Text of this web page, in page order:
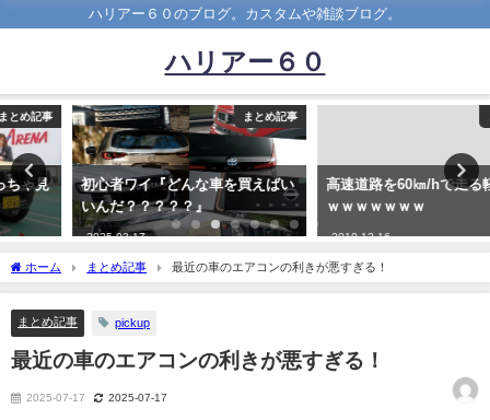
ハリアー６０のブログ。カスタムや雑談ブログ。
ハリアー６０
まとめ記事
初心者ワイ『どんな車を買えばい
いんだ？？？？？』
2025-03-17
高速道路を60㎞/hで走る軽自動車
ｗｗｗｗｗｗｗ
2019-12-16
ホーム まとめ記事 最近の車のエアコンの利きが悪すぎる！
まとめ記事 pickup
最近の車のエアコンの利きが悪すぎる！
2025-07-17 2025-07-17